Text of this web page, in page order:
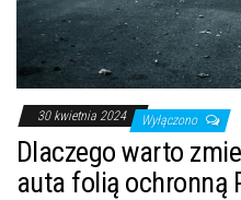
30 kwietnia 2024 Wyłączono
Dlaczego warto
auta folią ochronną